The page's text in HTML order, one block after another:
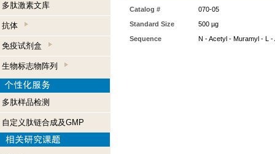
多肽激素文库
抗体
免疫试剂盒
生物标志物阵列
多肽样品检测
自定义肽链合成及GMP
Catalog #
070-05
Standard Size
500 µg
Sequence
N - Acetyl - Muramyl - L